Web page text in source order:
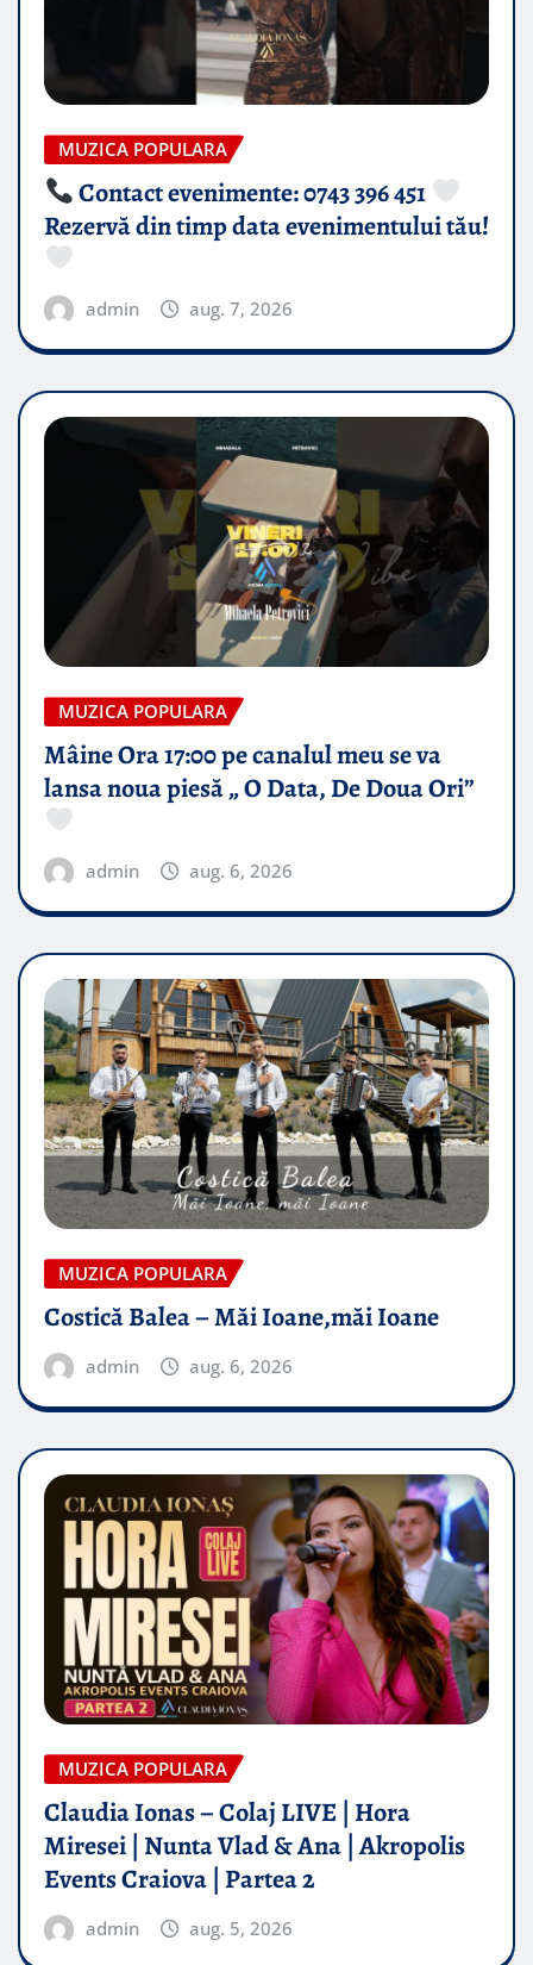
MUZICA POPULARA
Contact evenimente: 0743 396 451
Rezervă din timp data evenimentului tău!
admin aug. 7, 2026
MUZICA POPULARA
Mâine Ora 17:00 pe canalul meu se va
lansa noua piesă „ O Data, De Doua Ori”
admin aug. 6, 2026
MUZICA POPULARA
Costică Balea – Măi Ioane,măi Ioane
admin aug. 6, 2026
MUZICA POPULARA
Claudia Ionas – Colaj LIVE | Hora
Miresei | Nunta Vlad & Ana | Akropolis
Events Craiova | Partea 2
admin aug. 5, 2026